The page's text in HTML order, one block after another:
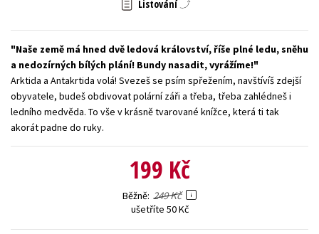
Všechny tituly
Listování
Naše země má hned dvě ledová království, říše plné ledu, sněhu
a nedozírných bílých plání! Bundy nasadit, vyrážíme!
Arktida a Antakrtida volá! Svezeš se psím spřežením, navštívíš zdejší
obyvatele, budeš obdivovat polární záři a třeba, třeba zahlédneš i
ledního medvěda. To vše v krásně tvarované knížce, která ti tak
akorát padne do ruky.
199 Kč
Běžně 249 Kč
ušetříte 50 Kč